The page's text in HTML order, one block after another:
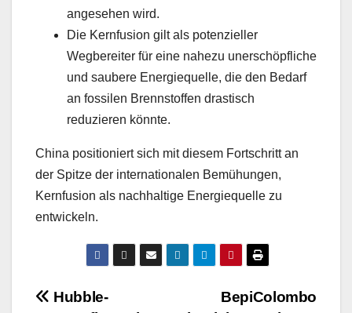
angesehen wird.
Die Kernfusion gilt als potenzieller
Wegbereiter für eine nahezu unerschöpfliche
und saubere Energiequelle, die den Bedarf
an fossilen Brennstoffen drastisch
reduzieren könnte.
China positioniert sich mit diesem Fortschritt an
der Spitze der internationalen Bemühungen,
Kernfusion als nachhaltige Energiequelle zu
entwickeln.
BeitragsnavigationBepiColombo
Hubble-